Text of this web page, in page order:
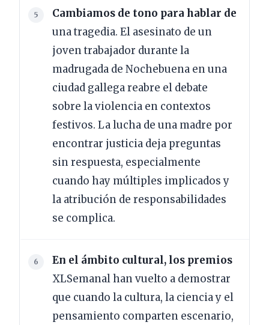
Cambiamos de tono para hablar de
una tragedia. El asesinato de un
joven trabajador durante la
madrugada de Nochebuena en una
ciudad gallega reabre el debate
sobre la violencia en contextos
festivos. La lucha de una madre por
encontrar justicia deja preguntas
sin respuesta, especialmente
cuando hay múltiples implicados y
la atribución de responsabilidades
se complica.
En el ámbito cultural, los premios
XLSemanal han vuelto a demostrar
que cuando la cultura, la ciencia y el
pensamiento comparten escenario,